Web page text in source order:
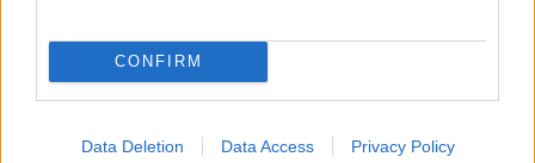
CONFIRM
Data Deletion Data Access Privacy Policy